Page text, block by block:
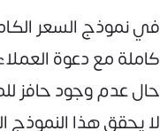
في نموذج السعر
كاملة مع دعوة
حال عدم وجود حافز
لا يحقق هذا النموذج